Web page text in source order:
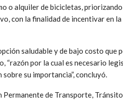
o alquiler de bicicletas,
con la finalidad de incentivar en la
saludable y de bajo costo que
“razón por la cual es necesario
su importancia”, concluyó.
Permanente de Transporte,